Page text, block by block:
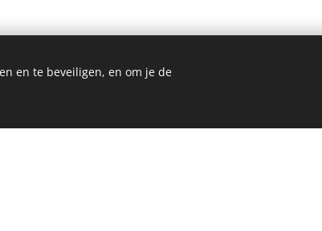
al jaren krijgen."
en te beveiligen, en om je de